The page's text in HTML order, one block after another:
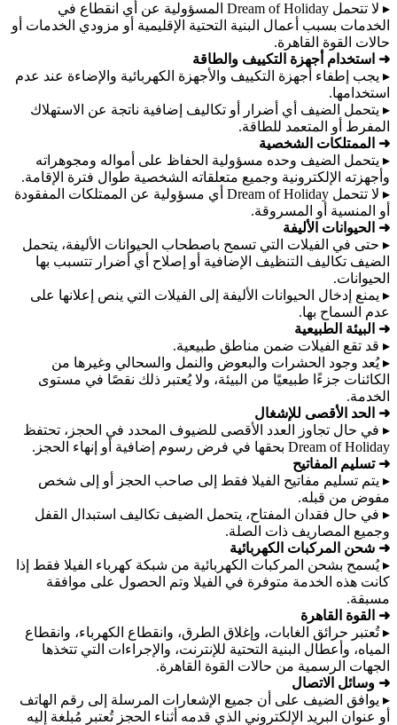
▸ لا تتحمل Dream of Holiday المسؤولية عن أي انقطاع في
الخدمات بسبب أعمال البنية التحتية الإقليمية أو مزودي الخدمات أو
حالات القوة القاهرة.
➜ استخدام أجهزة التكييف والطاقة
▸ يجب إطفاء أجهزة التكييف والأجهزة الكهربائية والإضاءة عند عدم
استخدامها.
▸ يتحمل الضيف أي أضرار أو تكاليف إضافية ناتجة عن الاستهلاك
المفرط أو المتعمد للطاقة.
➜ الممتلكات الشخصية
▸ يتحمل الضيف وحده مسؤولية الحفاظ على أمواله ومجوهراته
وأجهزته الإلكترونية وجميع متعلقاته الشخصية طوال فترة الإقامة.
▸ لا تتحمل Dream of Holiday أي مسؤولية عن الممتلكات المفقودة
أو المنسية أو المسروقة.
➜ الحيوانات الأليفة
▸ حتى في الفيلات التي تسمح باصطحاب الحيوانات الأليفة، يتحمل
الضيف تكاليف التنظيف الإضافية أو إصلاح أي أضرار تتسبب بها
الحيوانات.
▸ يمنع إدخال الحيوانات الأليفة إلى الفيلات التي ينص إعلانها على
عدم السماح بها.
➜ البيئة الطبيعية
▸ قد تقع الفيلات ضمن مناطق طبيعية.
▸ يُعد وجود الحشرات والبعوض والنمل والسحالي وغيرها من
الكائنات جزءًا طبيعيًا من البيئة، ولا يُعتبر ذلك نقصًا في مستوى
الخدمة.
➜ الحد الأقصى للإشغال
▸ في حال تجاوز العدد الأقصى للضيوف المحدد في الحجز، تحتفظ
Dream of Holiday بحقها في فرض رسوم إضافية أو إنهاء الحجز.
➜ تسليم المفاتيح
▸ يتم تسليم مفاتيح الفيلا فقط إلى صاحب الحجز أو إلى شخص
مفوض من قبله.
▸ في حال فقدان المفتاح، يتحمل الضيف تكاليف استبدال القفل
وجميع المصاريف ذات الصلة.
➜ شحن المركبات الكهربائية
▸ يُسمح بشحن المركبات الكهربائية من شبكة كهرباء الفيلا فقط إذا
كانت هذه الخدمة متوفرة في الفيلا وتم الحصول على موافقة
مسبقة.
➜ القوة القاهرة
▸ تُعتبر حرائق الغابات، وإغلاق الطرق، وانقطاع الكهرباء، وانقطاع
المياه، وأعطال البنية التحتية للإنترنت، والإجراءات التي تتخذها
الجهات الرسمية من حالات القوة القاهرة.
➜ وسائل الاتصال
▸ يوافق الضيف على أن جميع الإشعارات المرسلة إلى رقم الهاتف
أو عنوان البريد الإلكتروني الذي قدمه أثناء الحجز تُعتبر مُبلغة إليه